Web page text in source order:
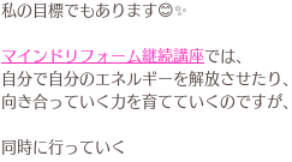
私の目標でもあります😊✨
マインドリフォーム継続講座では、
自分で自分のエネルギーを解放させたり、
向き合っていく力を育てていくのですが、
同時に行っていく